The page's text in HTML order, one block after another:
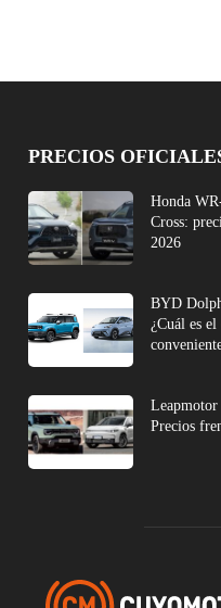
PRECIOS
Honda
Cross:
2026
BYD
¿Cuál es
Precios